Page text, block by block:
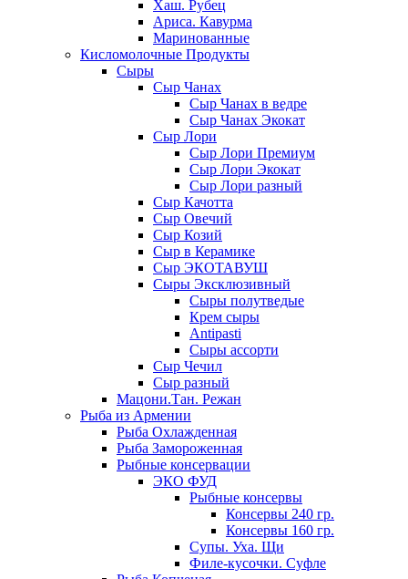
Хаш. Рубец
Ариса. Кавурма
Маринованные
Кисломолочные Продукты
Сыры
Сыр Чанах
Сыр Чанах в ведре
Сыр Чанах Экокат
Сыр Лори
Сыр Лори Премиум
Сыр Лори Экокат
Сыр Лори разный
Сыр Качотта
Сыр Овечий
Сыр Козий
Сыр в Керамике
Сыр ЭКОТАВУШ
Сыры Эксклюзивный
Сыры полутведые
Крем сыры
Antipasti
Сыры ассорти
Сыр Чечил
Сыр разный
Мацони.Тан. Режан
Рыба из Армении
Рыба Охлажденная
Рыба Замороженная
Рыбные консервации
ЭКО ФУД
Рыбные консервы
Консервы 240 гр.
Консервы 160 гр.
Супы. Уха. Щи
Филе-кусочки. Суфле